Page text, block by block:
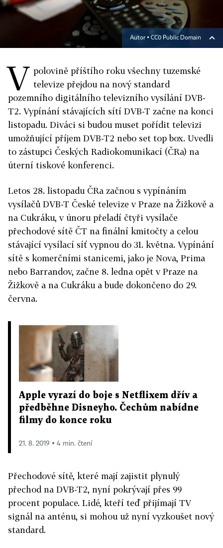
Autor ▪ CC0 Public Domain
V polovině příštího roku všechny tuzemské
televize přejdou na nový standard
pozemního digitálního televizního vysílání DVB-
T2. Vypínání stávajících sítí DVB-T začne na konci
listopadu. Diváci si budou muset pořídit televizi
umožňující příjem DVB-T2 nebo set top box. Uvedli
to zástupci Českých Radiokomunikací (ČRa) na
úterní tiskové konferenci.
Letos 28. listopadu ČRa začnou s vypínáním
vysílačů DVB-T České televize v Praze na Žižkově a
na Cukráku, v únoru přeladí čtyři vysílače
přechodové sítě ČT na finální kmitočty a celou
stávající vysílací síť vypnou do 31. května. Vypínání
sítě s komerčními stanicemi, jako je Nova, Prima
nebo Barrandov, začne 8. ledna opět v Praze na
Žižkově a na Cukráku a bude dokončeno do 29.
června.
Apple vyrazí do boje s Netflixem dřív a
předběhne Disneyho. Čechům nabídne
filmy do konce roku
21. 8. 2019 ▪ 4 min. čtení
Přechodové sítě, které mají zajistit plynulý
přechod na DVB-T2, nyní pokrývají přes 99
procent populace. Lidé, kteří teď přijímají TV
signál na anténu, si mohou už nyní vyzkoušet nový
standard.